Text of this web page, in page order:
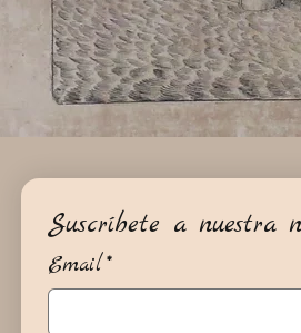
Suscríbete a nuestra
Email*